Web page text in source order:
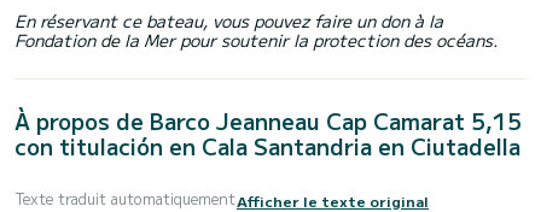
En réservant ce bateau, vous pouvez faire un don à la
Fondation de la Mer pour soutenir la protection des océans.
À propos de Barco Jeanneau Cap Camarat 5,15
con titulación en Cala Santandria en Ciutadella
Texte traduit automatiquementAfficher le texte original